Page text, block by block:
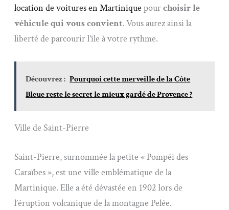
location de voitures en Martinique pourchoisir le
véhicule qui vous convient. Vous aurez ainsi la
liberté de parcourir l’île à votre rythme.
Découvrez : Pourquoi cette merveille de la Côte
Bleue reste le secret le mieux gardé de Provence ?
Ville de Saint-Pierre
Saint-Pierre, surnommée la petite « Pompéi des
Caraïbes », est une ville emblématique de la
Martinique. Elle a été dévastée en 1902 lors de
l’éruption volcanique de la montagne Pelée.